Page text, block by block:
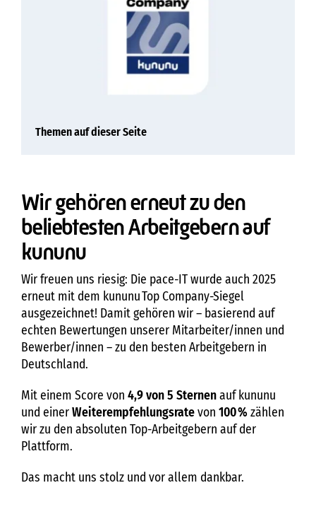
Themen auf dieser Seite
Wir gehören erneut zu den
beliebtesten Arbeitgebern auf
kununu
Wir freuen uns riesig: Die pace-IT wurde auch 2025
erneut mit dem kununu Top Company-Siegel
ausgezeichnet! Damit gehören wir – basierend auf
echten Bewertungen unserer Mitarbeiter/innen und
Bewerber/innen – zu den besten Arbeitgebern in
Deutschland.
Mit einem Score von 4,9 von 5 Sternenauf kununu
und einerWeiterempfehlungsratevon 100 %zählen
wir zu den absoluten Top-Arbeitgebern auf der
Plattform.
Das macht uns stolz und vor allem dankbar.